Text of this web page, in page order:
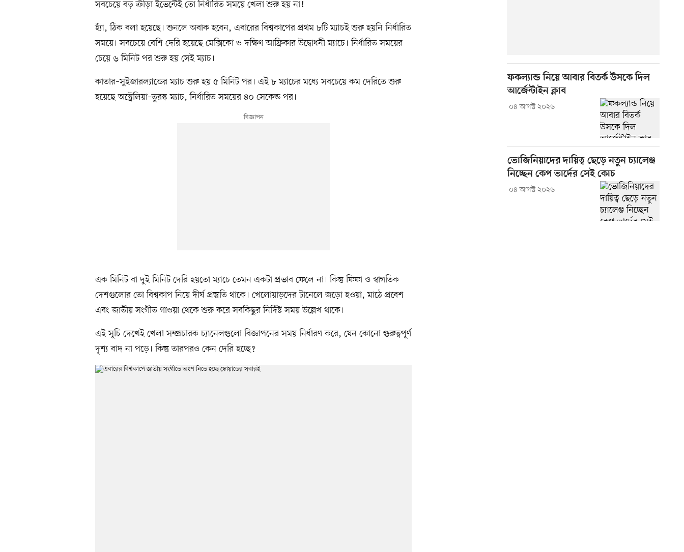
সবচেয়ে বড় ক্রীড়া ইভেন্টেই তো নির্ধারিত সময়ে খেলা শুরু হয় না!
হ্যাঁ, ঠিক বলা হয়েছে। শুনলে অবাক হবেন, এবারের বিশ্বকাপের প্রথম ৮টি ম্যাচই শুরু হয়নি নির্ধারিত
সময়ে। সবচেয়ে বেশি দেরি হয়েছে মেক্সিকো ও দক্ষিণ আফ্রিকার উদ্বোধনী ম্যাচে। নির্ধারিত সময়ের
চেয়ে ৬ মিনিট পর শুরু হয় সেই ম্যাচ।
কাতার–সুইজারল্যান্ডের ম্যাচ শুরু হয় ৫ মিনিট পর। এই ৮ ম্যাচের মধ্যে সবচেয়ে কম দেরিতে শুরু
হয়েছে অস্ট্রেলিয়া–তুরস্ক ম্যাচ, নির্ধারিত সময়ের ৪০ সেকেন্ড পর।
এক মিনিট বা দুই মিনিট দেরি হয়তো ম্যাচে তেমন একটা প্রভাব ফেলে না। কিন্তু ফিফা ও স্বাগতিক
দেশগুলোর তো বিশ্বকাপ নিয়ে দীর্ঘ প্রস্তুতি থাকে। খেলোয়াড়দের টানেলে জড়ো হওয়া, মাঠে প্রবেশ
এবং জাতীয় সংগীত গাওয়া থেকে শুরু করে সবকিছুর নির্দিষ্ট সময় উল্লেখ থাকে।
এই সূচি দেখেই খেলা সম্প্রচারক চ্যানেলগুলো বিজ্ঞাপনের সময় নির্ধারণ করে, যেন কোনো গুরুত্বপূর্ণ
দৃশ্য বাদ না পড়ে। কিন্তু তারপরও কেন দেরি হচ্ছে?
ফকল্যান্ড নিয়ে আবার বিতর্ক উসকে দিল
আর্জেন্টাইন ক্লাব
০৪ আগস্ট ২০২৬
ভোজিনিয়াদের দায়িত্ব ছেড়ে নতুন চ্যালেঞ্জ
নিচ্ছেন কেপ ভার্দের সেই কোচ
০৪ আগস্ট ২০২৬